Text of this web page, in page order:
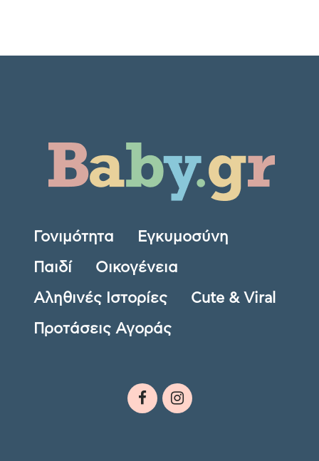
Γονιμότητα Εγκυμοσύνη
Παιδί Οικογένεια
Αληθινές Ιστορίες Cute & Viral
Προτάσεις Αγοράς